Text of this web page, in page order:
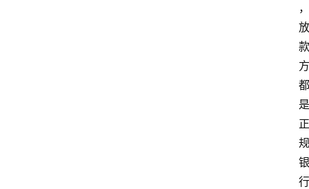
，
放
款
方
都
是
正
规
银
行